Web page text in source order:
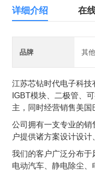
详细介绍 在
品牌 其
江苏芯钻时代电子科
IGBT模块、二极管、
主，同时经营销售美
公司拥有一支专业的
户提供诸方案设计设
我们的客户广泛分布
电动汽车、静电除尘